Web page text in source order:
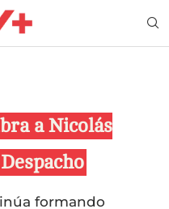
a Nicolás
formando